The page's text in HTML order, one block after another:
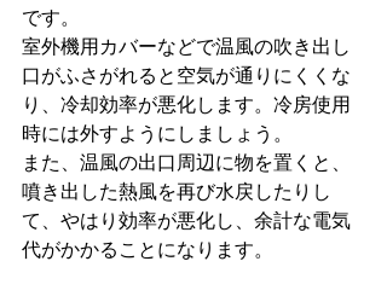
です。
室外機用カバーなどで温風の吹き出し
口がふさがれると空気が通りにくくな
り、冷却効率が悪化します。冷房使用
時には外すようにしましょう。
また、温風の出口周辺に物を置くと、
噴き出した熱風を再び水戻したりし
て、やはり効率が悪化し、余計な電気
代がかかることになります。